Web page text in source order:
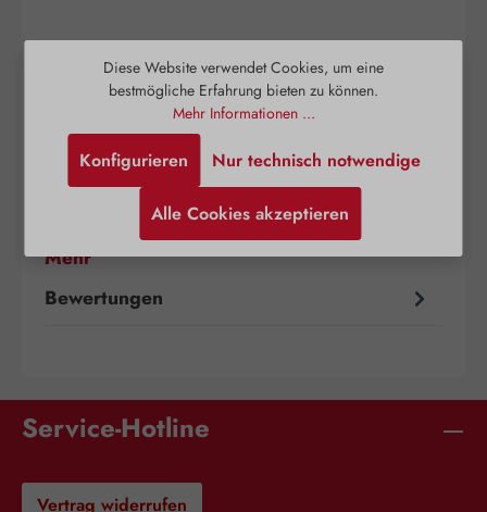
Beschreibung
L-Ornithin / L-Tryptophan 1:1 GPH Kapseln
kombinieren die bedeutenden Eigenschaften
zweier Aminosäuren, die eine wichtige Ro…
Mehr
Bewertungen
Service-Hotline
Vertrag widerrufen
Diese Website verwendet Cookies, um eine
bestmögliche Erfahrung bieten zu können.
Mehr Informationen ...
Nur technisch notwendige
Konfigurieren
Alle Cookies akzeptieren